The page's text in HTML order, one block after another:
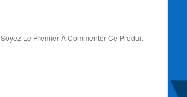
Soyez Le Premier À Commenter Ce Produit